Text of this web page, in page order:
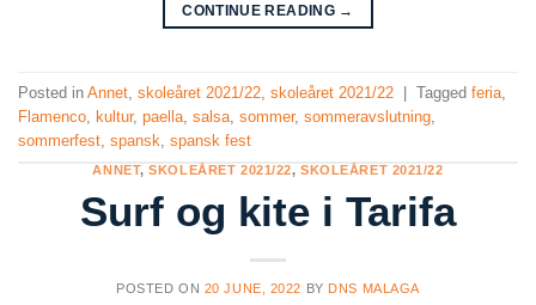
CONTINUE READING →
Posted in Annet skoleåret 2021/22 skoleåret 2021/22 | Tagged feria
Flamenco kultur, paella salsa sommer, sommeravslutning
sommerfest spansk spansk fest
ANNET,SKOLEÅRET 2021/22,SKOLEÅRET 2021/22
Surf og kite i Tarifa
POSTED ON 20 JUNE, 2022 BY DNS MALAGA